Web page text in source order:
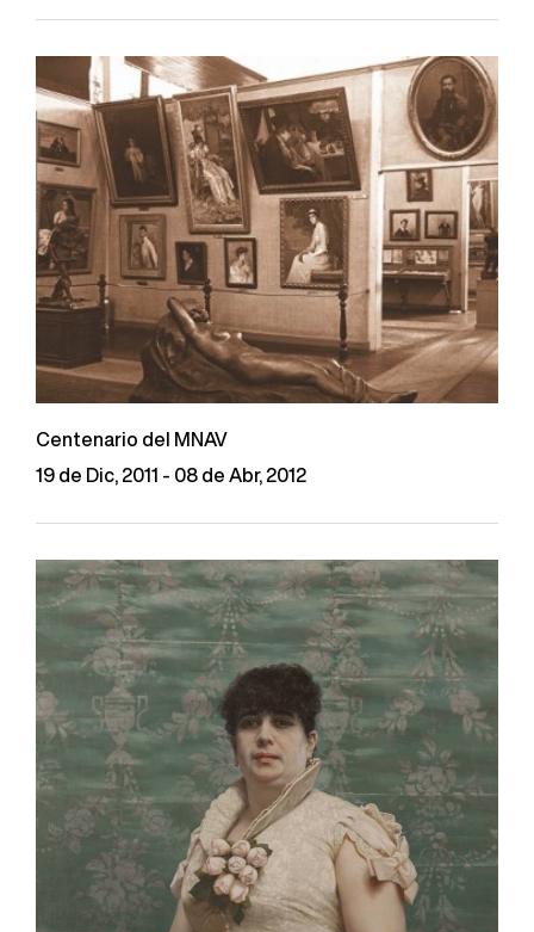
Centenario del MNAV
19 de Dic, 2011 - 08 de Abr, 2012